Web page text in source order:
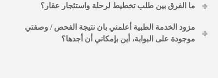
ما الفرق بين طلب تخطيط لرحلة واستئجار عقار؟
مزود الخدمة الطبية أعلمني بان نتيجة الفحص / وصفتي
موجودة على البوابة، أين بإمكاني أن أجدها؟